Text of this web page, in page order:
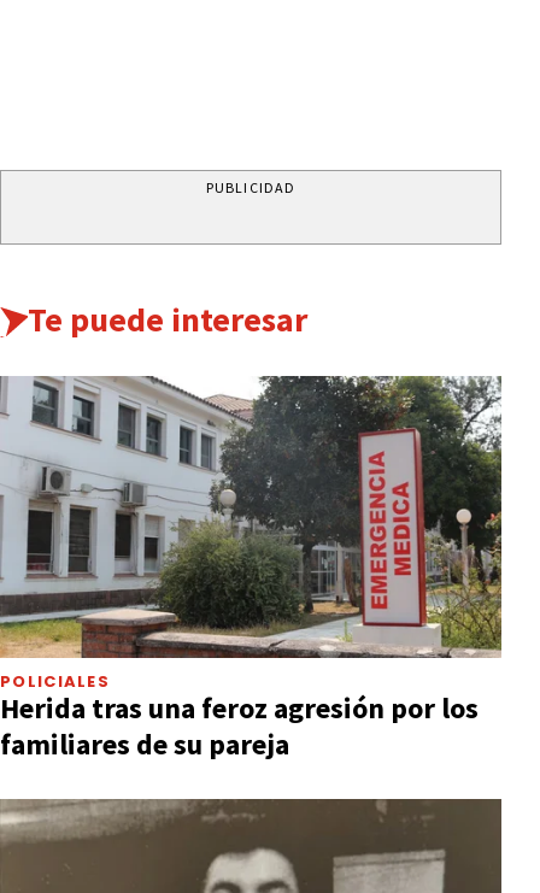
PUBLICIDAD
Te puede interesar
POLICIALES
Herida tras una feroz agresión por los
familiares de su pareja